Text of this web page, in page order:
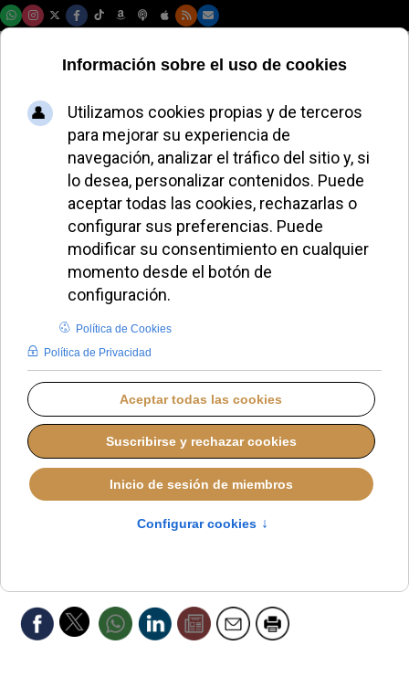
Magnifica
Humanitas de León
XIV llega gratis en
audiolibro
REDACCIÓN PAPA LEÓN XIV